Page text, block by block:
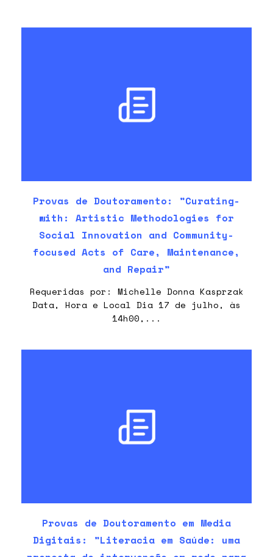
Provas de Doutoramento: ”Curating-
with: Artistic Methodologies for
Social Innovation and Community-
focused Acts of Care, Maintenance,
and Repair”
Requeridas por: Michelle Donna Kasprzak
Data, Hora e Local Dia 17 de julho, às
14h00,...
Provas de Doutoramento em Media
Digitais: ”Literacia em Saúde: uma